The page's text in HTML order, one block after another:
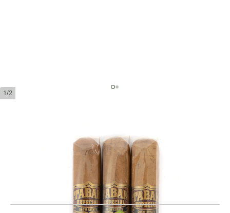
1/2
デュルセ - コロナ メディオ
長さ:
121 mm / 4.75 インチ
レビュー